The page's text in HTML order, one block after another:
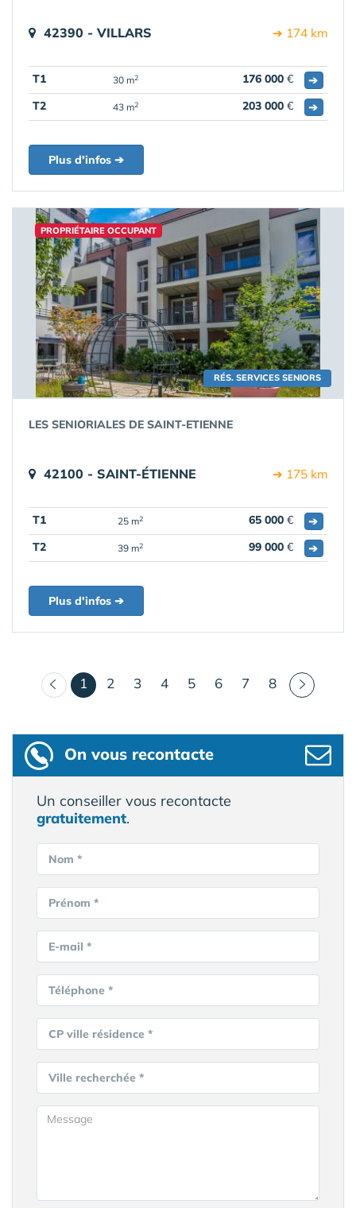
42390 - VILLARS ➔ 174 km
T1 30 m2 176 000 €
➔
T2
43 m2 203 000 € ➔
Plus d'infos ➔
RÉS. SERVICES SENIORS
PROPRIÉTAIRE OCCUPANT
LES SENIORIALES DE SAINT-ETIENNE
42100 - SAINT-ÉTIENNE ➔ 175 km
T1 25 m2 65 000 €
➔
T2
39 m2 99 000 € ➔
Plus d'infos ➔
1 (courant)
2 3 4 5 6 7 8
On vous recontacte
Un conseiller vous recontacte
gratuitement.
Nom *
Prénom *
E-mail *
Téléphone *
CP ville résidence *
Ville recherchée *